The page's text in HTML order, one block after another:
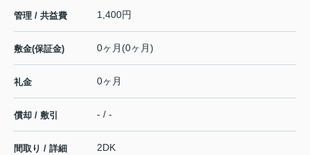
管理 / 共益費 1,400円
敷金(保証金) 0ヶ月(0ヶ月)
礼金 0ヶ月
償却 / 敷引 - / -
間取り / 詳細
2DK